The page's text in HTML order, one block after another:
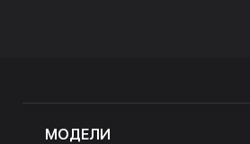
МОДЕЛИ